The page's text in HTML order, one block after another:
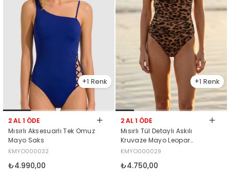
1
2 AL 1 ÖDE
Mısırlı Aksesuarlı Tek Omuz
Mayo Saks
KMYO000032
₺4.990,00
1
2 AL 1 ÖDE
Mısırlı Tül Detaylı Askılı
Kruvaze Mayo Leopar
Desenli
KMYO000029
₺4.750,00